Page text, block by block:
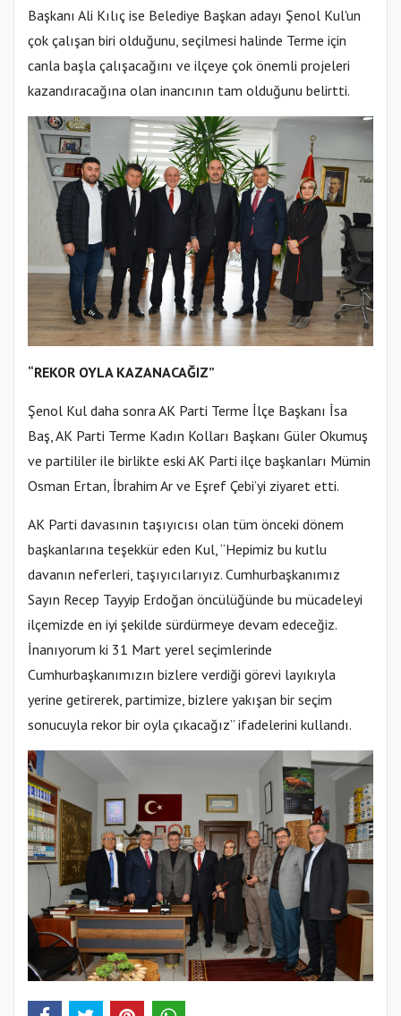
Başkanı Ali Kılıç ise Belediye Başkan adayı Şenol Kul'un
çok çalışan biri olduğunu, seçilmesi halinde Terme için
canla başla çalışacağını ve ilçeye çok önemli projeleri
kazandıracağına olan inancının tam olduğunu belirtti.
“REKOR OYLA KAZANACAĞIZ”
Şenol Kul daha sonra AK Parti Terme İlçe Başkanı İsa
Baş, AK Parti Terme Kadın Kolları Başkanı Güler Okumuş
ve partililer ile birlikte eski AK Parti ilçe başkanları Mümin
Osman Ertan, İbrahim Ar ve Eşref Çebi’yi ziyaret etti.
AK Parti davasının taşıyıcısı olan tüm önceki dönem
başkanlarına teşekkür eden Kul, “Hepimiz bu kutlu
davanın neferleri, taşıyıcılarıyız. Cumhurbaşkanımız
Sayın Recep Tayyip Erdoğan öncülüğünde bu mücadeleyi
ilçemizde en iyi şekilde sürdürmeye devam edeceğiz.
İnanıyorum ki 31 Mart yerel seçimlerinde
Cumhurbaşkanımızın bizlere verdiği görevi layıkıyla
yerine getirerek, partimize, bizlere yakışan bir seçim
sonucuyla rekor bir oyla çıkacağız” ifadelerini kullandı.